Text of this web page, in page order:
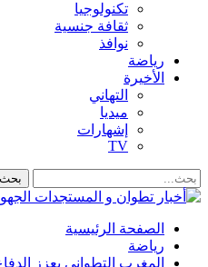
تكنولوجيا
ثقافة جنسية
نوافذ
رياضة
الأخيرة
التهاني
ميديا
إشهارات
TV
الصفحة الرئيسية
رياضة
المغرب التطواني يعزز